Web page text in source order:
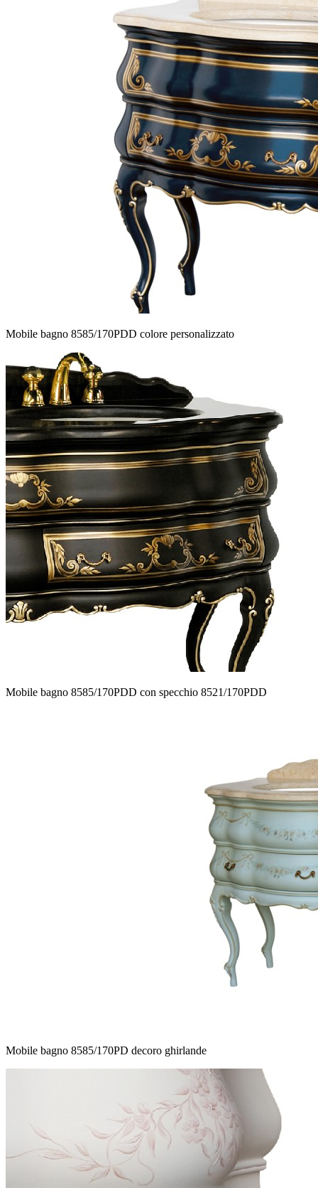
Mobile bagno 8585/170PDD colore personalizzato
Mobile bagno 8585/170PDD con specchio 8521/170PDD
Mobile bagno 8585/170PD decoro ghirlande